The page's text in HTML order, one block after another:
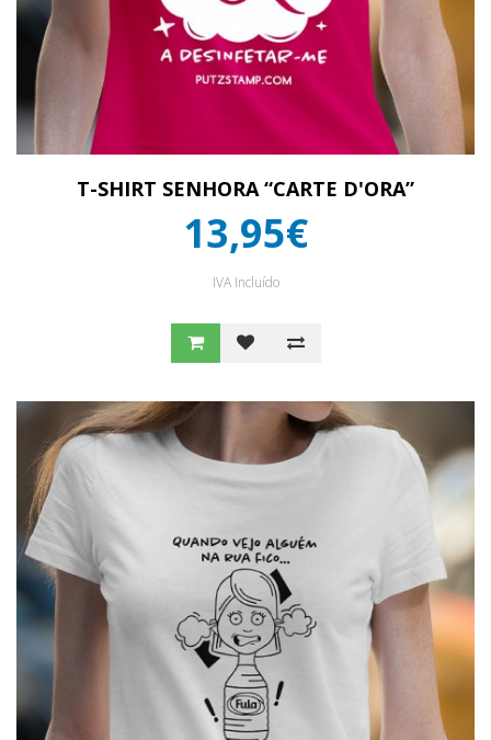
T-SHIRT SENHORA “CARTE D'ORA”
13,95€
IVA Incluído